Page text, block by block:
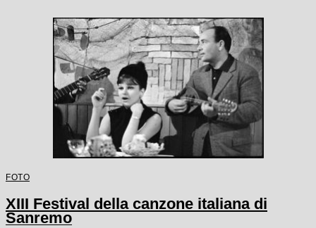
FOTO
XIII Festival della canzone italiana di
Sanremo